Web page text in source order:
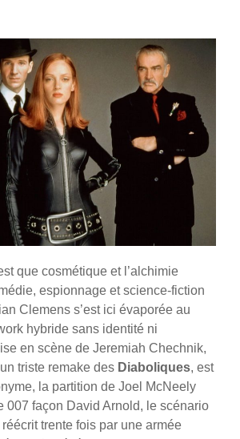
que cosmétique et l’alchimie
espionnage et science-fiction
Clemens s’est ici évaporée au
hybride sans identité ni
en scène de Jeremiah Chechnik,
triste remake des Diaboliques, est
la partition de Joel McNeely
007 façon David Arnold, le scénario
trente fois par une armée